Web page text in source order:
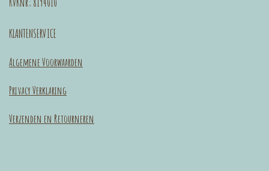
KLANTENSERVICE
Algemene Voorwaarden
Privacy Verklaring
Verzenden en Retourneren